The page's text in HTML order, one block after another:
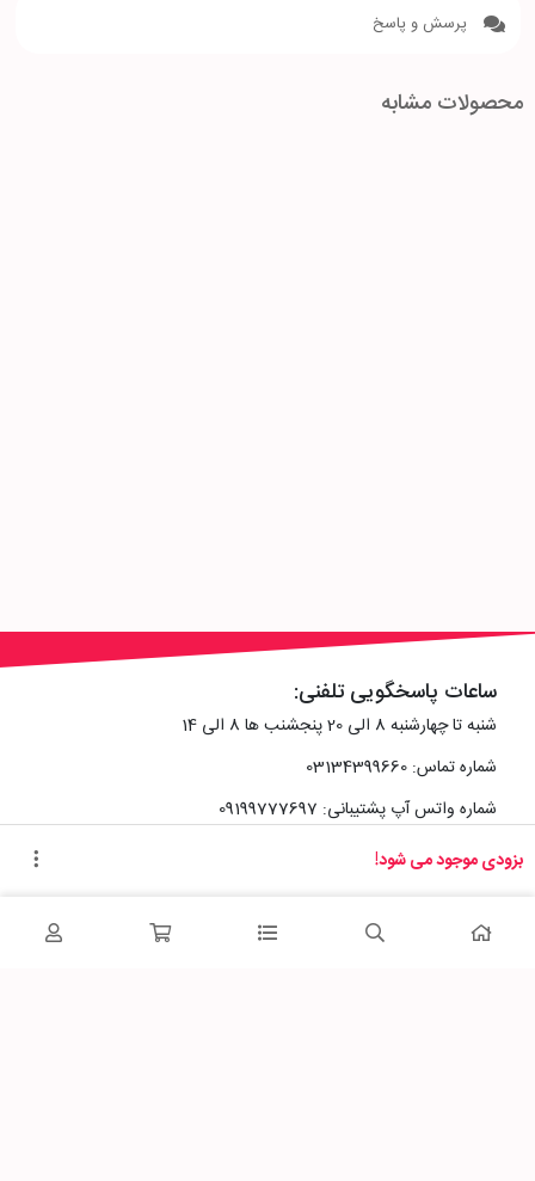
پرسش و پاسخ
محصولات مشابه
بزودی موجود می شود!
ساعات پاسخگویی تلفنی:
شنبه تا چهارشنبه 8 الی 20 پنجشنب ها 8 الی 14
شماره تماس: 03134399660
شماره واتس آپ پشتیبانی: 09199777697
اصفهان، خیابان رزمندگان، کوچه شماره سه فرعی 2 پلاک 10